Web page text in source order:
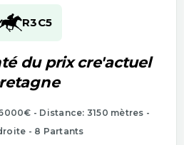
R3C5
du prix cre'actuel
- Distance: 3150 mètres -
- 8 Partants